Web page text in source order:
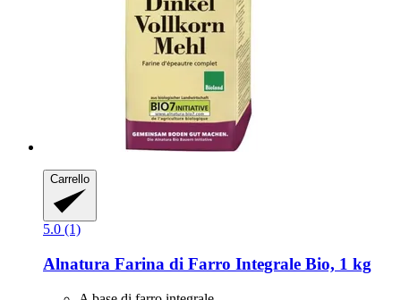
Carrello
5.0 (1)
Alnatura Farina di Farro Integrale Bio, 1 kg